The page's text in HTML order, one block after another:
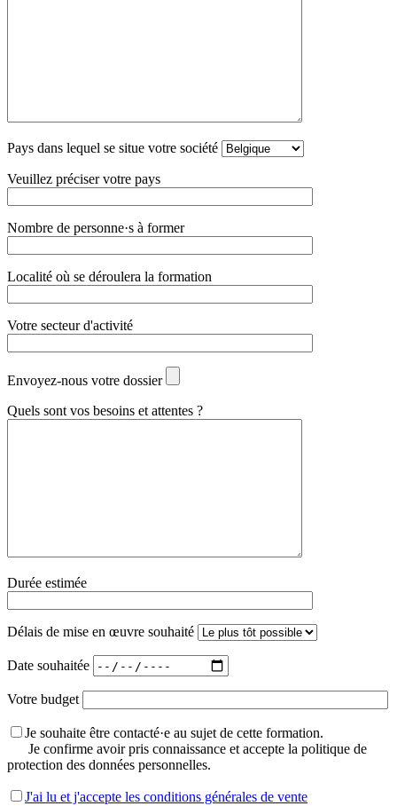
Pays dans lequel se situe votre société
Veuillez préciser votre pays
Nombre de personne·s à former
Localité où se déroulera la formation
Votre secteur d'activité
Envoyez-nous votre dossier
Quels sont vos besoins et attentes ?
Durée estimée
Délais de mise en œuvre souhaité
Date souhaitée
Votre budget
Je souhaite être contacté·e au sujet de cette formation.
Je confirme avoir pris connaissance et accepte la politique de
protection des données personnelles.
J'ai lu et j'accepte les conditions générales de vente